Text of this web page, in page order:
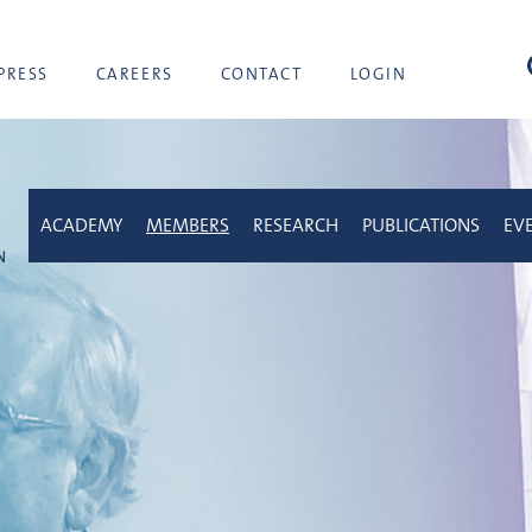
CAREERS CONTACT LOGIN
ACADEMY MEMBERS RESEARCH PUBLICATIONS